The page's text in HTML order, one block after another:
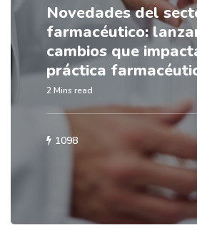
Novedades del
farmacéutico:
cambios que
práctica
2 Mins read
1098